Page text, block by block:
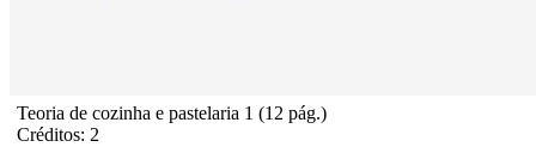
Teoria de cozinha e pastelaria 1 (12 pág.)
Créditos: 2